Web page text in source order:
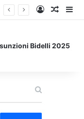
Accedi
Un
Bidelli 2025